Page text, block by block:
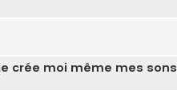
je crée moi même mes sons